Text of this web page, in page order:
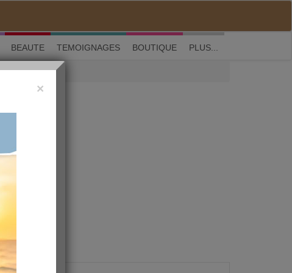
M'inscrire| Me connecter| ? Visite guidée
BEAUTE TEMOIGNAGES BOUTIQUE PLUS...
×